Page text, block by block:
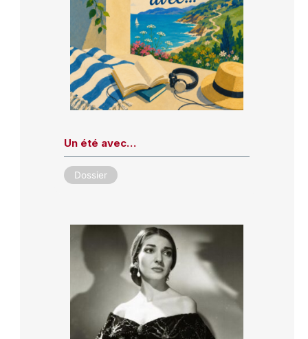
Un été avec…
Dossier